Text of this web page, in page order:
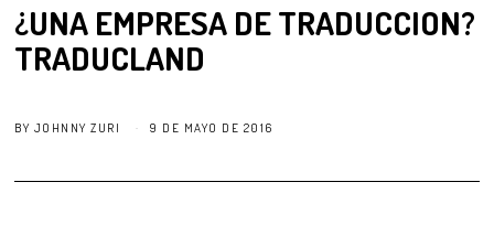
¿UNA EMPRESA DE TRADUCCION?
TRADUCLAND
BY JOHNNY ZURI 9 DE MAYO DE 2016